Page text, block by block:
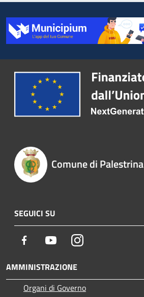
Comune di Palestrina
SEGUICI SU
Facebook YoutubeInstagram
AMMINISTRAZIONE
Organi di Governo